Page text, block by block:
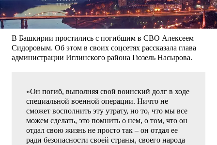
В Башкирии простились с погибшим в СВО Алексеем
Сидоровым. Об этом в своих соцсетях рассказала глава
администрации Иглинского района Гюзель Насырова.
«Он погиб, выполняя свой воинский долг в ходе
специальной военной операции. Ничто не
сможет восполнить эту утрату, но то, что мы все
можем сделать, это помнить о нем, о том, что он
отдал свою жизнь не просто так – он отдал ее
ради безопасности своей страны, своего народа